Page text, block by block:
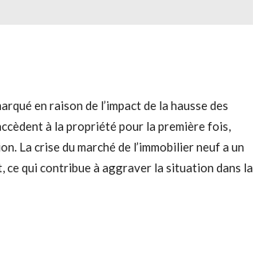
en raison de l’impact de la hausse des
à la propriété pour la première fois,
La crise du marché de l’immobilier neuf a un
ce qui contribue à aggraver la situation dans la